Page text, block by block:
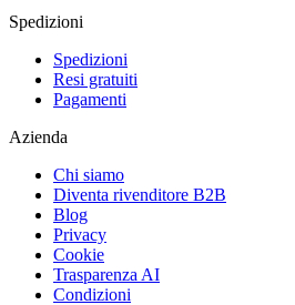
Spedizioni
Spedizioni
Resi gratuiti
Pagamenti
Azienda
Chi siamo
Diventa rivenditore B2B
Blog
Privacy
Cookie
Trasparenza AI
Condizioni